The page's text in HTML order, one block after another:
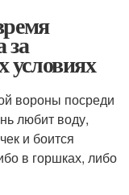
за
условиях
вороны посреди
любит воду,
и боится
в горшках, либо